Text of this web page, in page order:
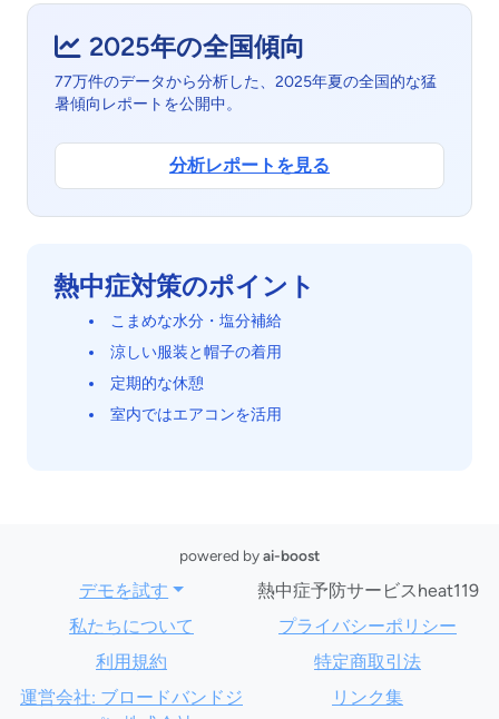
2025年の全国傾向
77万件のデータから分析した、2025年夏の全国的な猛
暑傾向レポートを公開中。
分析レポートを見る
熱中症対策のポイント
こまめな水分・塩分補給
涼しい服装と帽子の着用
定期的な休憩
室内ではエアコンを活用
powered byai-boost
デモを試す
熱中症予防サービスheat119
私たちについて
プライバシーポリシー
利用規約
特定商取引法
運営会社: ブロードバンドジ
リンク集